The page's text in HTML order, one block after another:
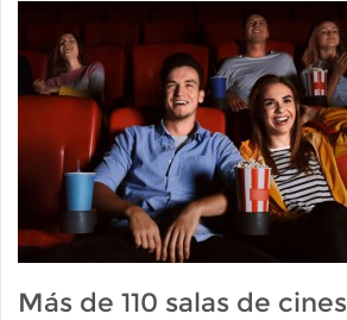
Más de 110 salas de